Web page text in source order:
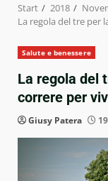
Start 2018
La regola del tre per
Salute e benessere
La regola del
correre per
Giusy Patera